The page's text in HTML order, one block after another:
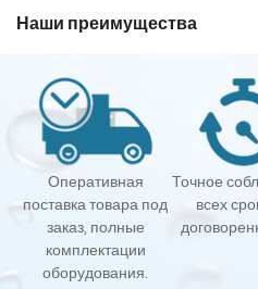
Наши преимущества
Оперативная
поставка товара под
заказ, полные
комплектации
оборудования.
Точное
всех